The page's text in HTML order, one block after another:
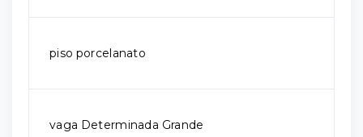
piso porcelanato
vaga Determinada Grande